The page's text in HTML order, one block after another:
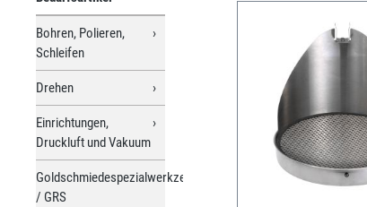
Bohren, Polieren,
Schleifen
Drehen
Einrichtungen,
Druckluft und Vakuum
Goldschmiedespezialwerkzeuge
/ GRS